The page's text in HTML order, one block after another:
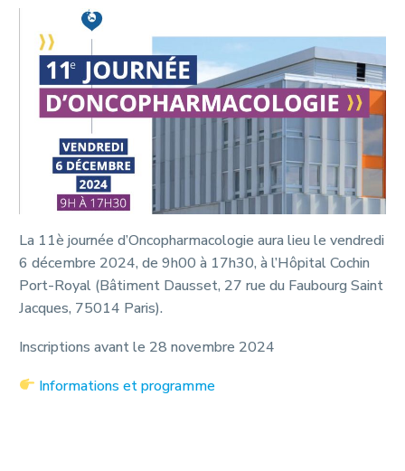
La 11è journée d’Oncopharmacologie aura lieu le vendredi
6 décembre 2024, de 9h00 à 17h30, à l’Hôpital Cochin
Port-Royal (Bâtiment Dausset, 27 rue du Faubourg Saint
Jacques, 75014 Paris).
Inscriptions avant le 28 novembre 2024
Informations et programme